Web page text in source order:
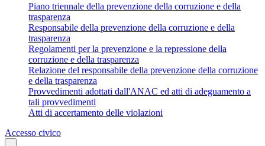
Piano triennale della prevenzione della corruzione e della
trasparenza
Responsabile della prevenzione della corruzione e della
trasparenza
Regolamenti per la prevenzione e la repressione della
corruzione e della trasparenza
Relazione del responsabile della prevenzione della corruzione
e della trasparenza
Provvedimenti adottati dall'ANAC ed atti di adeguamento a
tali provvedimenti
Atti di accertamento delle violazioni
Accesso civico